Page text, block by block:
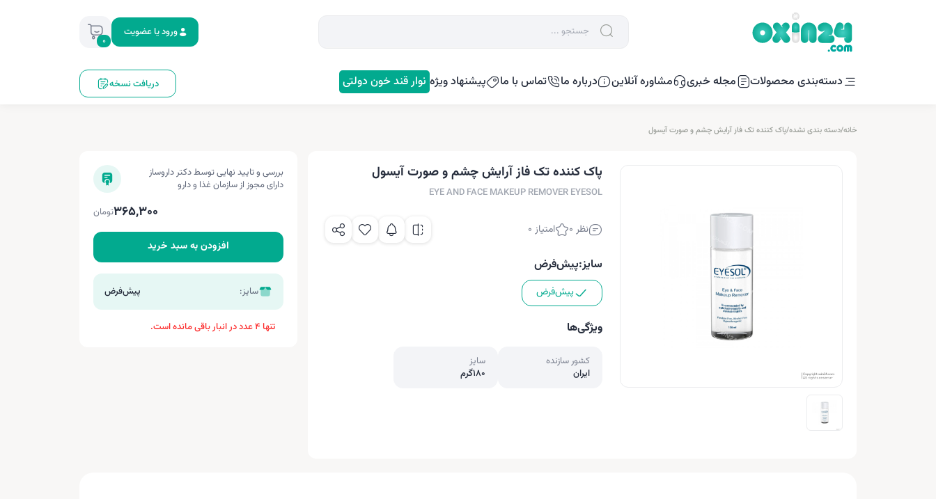
ورود یا عضویت
0
دسته‌بندی محصولات مجله خبری مشاوره آنلاین درباره ما تماس با ما پیشنهاد ویژه نوار قند خون دولتی دریافت نسخه
خانه/دسته بندی نشده/پاک کننده تک فاز آرایش چشم و صورت آیسول
پاک کننده تک فاز آرایش چشم و صورت آیسول
EYE AND FACE MAKEUP REMOVER EYESOL
نظر 0 امتیاز 0
سایز:پیش‌فرض
پیش‌فرض
ویژگی‌ها
کشور سازنده
ایران
سایز
180گرم
بررسی و تایید نهایی توسط دکتر داروساز
دارای مجوز از سازمان غذا و دارو
365,300تومان
افزودن به سبد خرید
سایز: پیش‌فرض
تنها 4 عدد در انبار باقی مانده است.